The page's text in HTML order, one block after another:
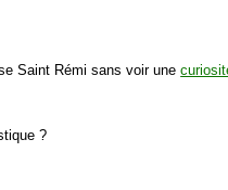
Saint Rémi sans voir une
?